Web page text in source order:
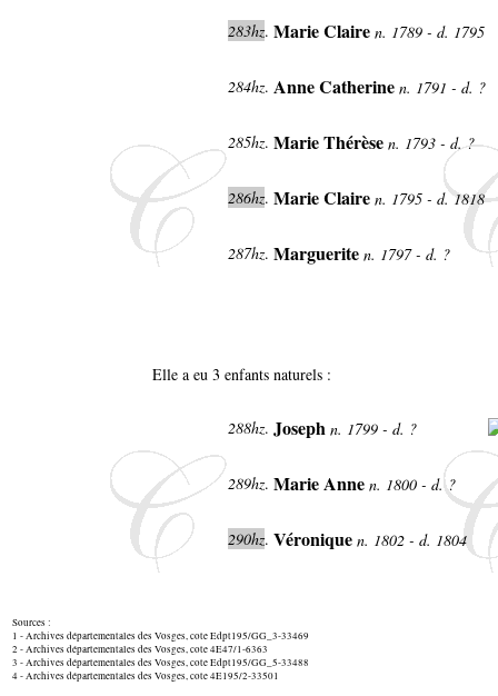
283hz. Marie Claire n. 1789 - d. 1795
284hz. Anne Catherine n. 1791 - d. ?
285hz. Marie Thérèse n. 1793 - d. ?
286hz. Marie Claire n. 1795 - d. 1818
287hz. Marguerite n. 1797 - d. ?
Elle a eu 3 enfants naturels :
288hz. Joseph n. 1799 - d. ?
289hz. Marie Anne n. 1800 - d. ?
290hz. Véronique n. 1802 - d. 1804
Sources :
1 - Archives départementales des Vosges, cote Edpt195/GG_3-33469
2 - Archives départementales des Vosges, cote 4E47/1-6363
3 - Archives départementales des Vosges, cote Edpt195/GG_5-33488
4 - Archives départementales des Vosges, cote 4E195/2-33501